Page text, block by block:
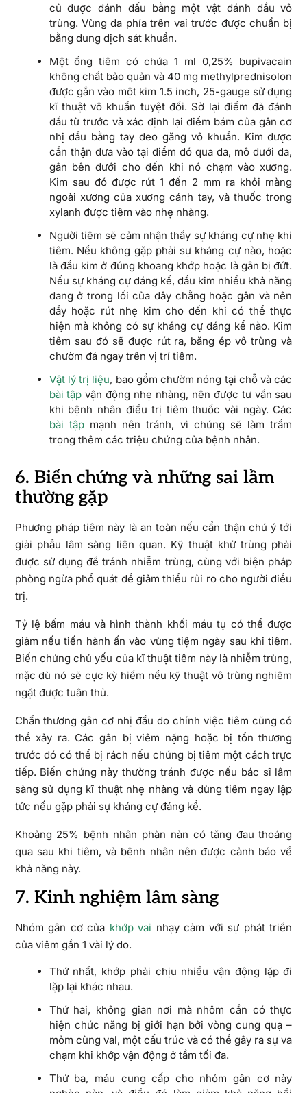
củ được đánh dấu bằng một vật đánh dầu vô
trùng. Vùng da phía trên vai trước được chuẩn bị
bằng dung dịch sát khuẩn.
Một ống tiêm có chứa 1 ml 0,25% bupivacain
không chất bảo quản và 40 mg methylprednisolon
được gắn vào một kim 1.5 inch, 25-gauge sử dụng
kĩ thuật vô khuẩn tuyệt đối. Sờ lại điểm đã đánh
dấu từ trước và xác định lại điểm bám của gân cơ
nhị đầu bằng tay đeo găng vô khuẩn. Kim được
cần thận đưa vào tại điểm đó qua da, mô dưới da,
gân bên dưới cho đến khi nó chạm vào xương.
Kim sau đó được rút 1 đến 2 mm ra khỏi màng
ngoài xương của xương cánh tay, và thuốc trong
xylanh được tiêm vào nhẹ nhàng.
Người tiêm sẽ cảm nhận thấy sự kháng cự nhẹ khi
tiêm. Nếu không gặp phải sự kháng cự nào, hoặc
là đầu kim ở đúng khoang khớp hoặc là gân bị đứt.
Nếu sự kháng cự đáng kể, đầu kim nhiều khả năng
đang ở trong lối của dây chằng hoặc gân và nên
đẩy hoặc rút nhẹ kim cho đến khi có thể thực
hiện mà không có sự kháng cự đáng kể nào. Kim
tiêm sau đó sẽ được rút ra, băng ép vô trùng và
chườm đá ngay trên vị trí tiêm.
Vật lý trị liệu, bao gồm chườm nóng tại chỗ và các
bài tập vận động nhẹ nhàng, nên được tư vấn sau
khi bệnh nhân điều trị tiêm thuốc vài ngày. Các
bài tậpmạnh nên tránh, vì chúng sẽ làm trầm
trọng thêm các triệu chứng của bệnh nhân.
6. Biến chứng và những sai lầm
thường gặp
Phương pháp tiêm này là an toàn nếu cẩn thận chú ý tới
giải phẫu lâm sàng liên quan. Kỹ thuật khử trùng phải
được sử dụng để tránh nhiễm trùng, cùng với biện pháp
phòng ngừa phổ quát để giảm thiểu rủi ro cho người điều
trị.
Tỷ lệ bấm máu và hình thành khối máu tụ có thể được
giảm nếu tiến hành ấn vào vùng tiệm ngày sau khi tiêm.
Biến chứng chủ yếu của kĩ thuật tiêm này là nhiễm trùng,
mặc dù nó sẽ cực kỳ hiếm nếu kỹ thuật vô trùng nghiêm
ngặt được tuân thủ.
Chấn thương gân cơ nhị đầu do chính việc tiêm cũng có
thể xảy ra. Các gân bị viêm nặng hoặc bị tổn thương
trước đó có thể bị rách nếu chúng bị tiêm một cách trực
tiếp. Biến chứng này thường tránh được nếu bác sĩ lâm
sàng sử dụng kĩ thuật nhẹ nhàng và dùng tiêm ngay lập
tức nếu gặp phải sự kháng cự đáng kể.
Khoảng 25% bệnh nhân phàn nàn có tăng đau thoáng
qua sau khi tiêm, và bệnh nhân nên được cảnh báo về
khả năng này.
7. Kinh nghiệm lâm sàng
Nhóm gân cơ của khớp vai nhạy cảm với sự phát triển
của viêm gần 1 vài lý do.
Thứ nhất, khớp phải chịu nhiều vận động lặp đi
lặp lại khác nhau.
Thứ hai, không gian nơi mà nhôm cần có thực
hiện chức năng bị giới hạn bởi vòng cung quạ –
mỏm cùng val, một cấu trúc và có thể gây ra sự va
chạm khi khớp vận động ở tầm tối đa.
Thứ ba, máu cung cấp cho nhóm gân cơ này